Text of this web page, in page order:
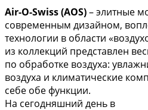
Air-O-Swiss (AOS)– элитные
современным дизайном,
технологии в области
из коллекций представлен
по обработке воздуха:
воздуха и климатические
себе обе функции.
На сегодняшний день в